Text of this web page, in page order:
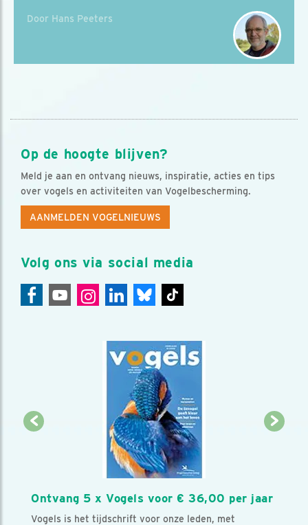
Door Hans Peeters
Op de hoogte blijven?
Meld je aan en ontvang nieuws, inspiratie, acties en tips
over vogels en activiteiten van Vogelbescherming.
AANMELDEN VOGELNIEUWS
Volg ons via social media
Ontvang 5 x Vogels voor € 36,00 per jaar
Vogels is het tijdschrift voor onze leden, met